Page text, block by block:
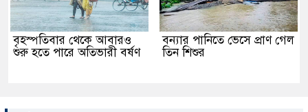
বৃহস্পতিবার থেকে আবারও
শুরু হতে পারে অতিভারী বর্ষণ
বন্যার পানিতে ভেসে প্রাণ গেল
তিন শিশুর